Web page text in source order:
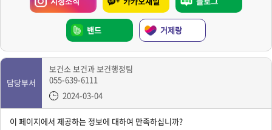
밴드 거제랑
담당부서
보건소 보건과 보건행정팀
055-639-6111
2024-03-04
이 페이지에서 제공하는 정보에 대하여 만족하십니까?